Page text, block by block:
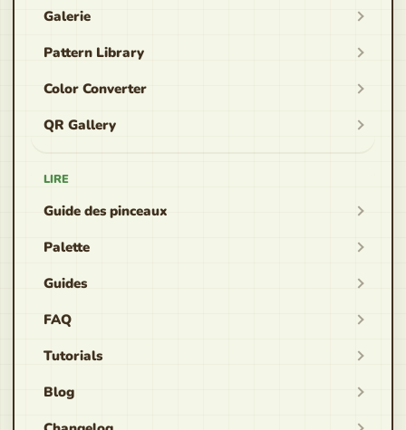
Galerie
Pattern Library
Color Converter
QR Gallery
LIRE
Guide des pinceaux
Palette
Guides
FAQ
Tutorials
Blog